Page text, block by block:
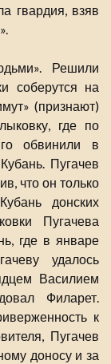
гвардия, взяв
Решили
соберутся на
(признают)
где по
обвинили в
Пугачев
что он только
донских
Пугачева
где в январе
удалось
Василием
Филарет.
к
Пугачев
доносу и за